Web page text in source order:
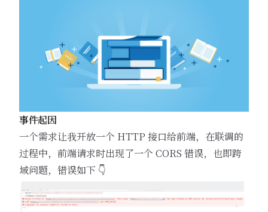
事件起因
一个需求让我开放一个 HTTP 接口给前端，在联调的
过程中，前端请求时出现了一个 CORS 错误，也即跨
域问题，错误如下 👇